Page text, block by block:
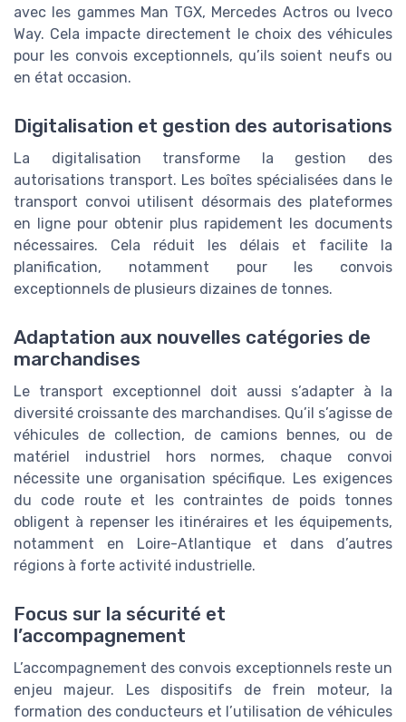
avec les gammes Man TGX, Mercedes Actros ou Iveco
Way. Cela impacte directement le choix des véhicules
pour les convois exceptionnels, qu’ils soient neufs ou
en état occasion.
Digitalisation et gestion des autorisations
La digitalisation transforme la gestion des
autorisations transport. Les boîtes spécialisées dans le
transport convoi utilisent désormais des plateformes
en ligne pour obtenir plus rapidement les documents
nécessaires. Cela réduit les délais et facilite la
planification, notamment pour les convois
exceptionnels de plusieurs dizaines de tonnes.
Adaptation aux nouvelles catégories de
marchandises
Le transport exceptionnel doit aussi s’adapter à la
diversité croissante des marchandises. Qu’il s’agisse de
véhicules de collection, de camions bennes, ou de
matériel industriel hors normes, chaque convoi
nécessite une organisation spécifique. Les exigences
du code route et les contraintes de poids tonnes
obligent à repenser les itinéraires et les équipements,
notamment en Loire-Atlantique et dans d’autres
régions à forte activité industrielle.
Focus sur la sécurité et
l’accompagnement
L’accompagnement des convois exceptionnels reste un
enjeu majeur. Les dispositifs de frein moteur, la
formation des conducteurs et l’utilisation de véhicules